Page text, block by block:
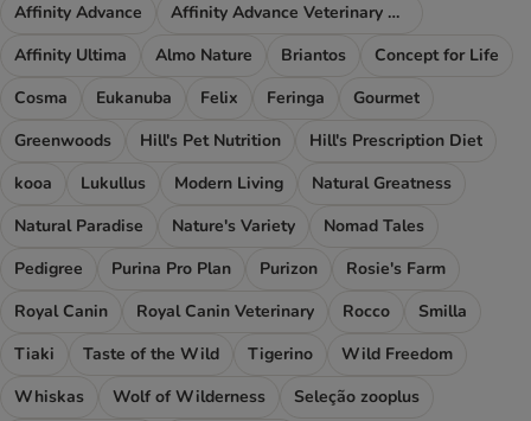
Affinity Advance
Affinity Advance Veterinary Diets
Affinity Ultima
Almo Nature Briantos
Concept for Life
Cosma
Eukanuba Felix Feringa
Gourmet
Greenwoods
Hill's Pet Nutrition
Hill's Prescription Diet
kooa
Lukullus Modern Living
Natural Greatness
Natural Paradise
Nature's Variety
Nomad Tales
Pedigree
Purina Pro Plan Purizon
Rosie's Farm
Royal Canin
Royal Canin Veterinary Rocco
Smilla
Tiaki
Taste of the Wild Tigerino
Wild Freedom
Whiskas
Wolf of Wilderness
Seleção zooplus